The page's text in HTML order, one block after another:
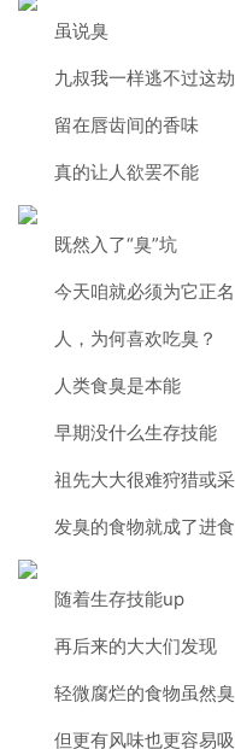
虽说臭
九叔我一样逃不过这劫
留在唇齿间的香味
真的让人欲罢不能
既然入了“臭”坑
今天咱就必须为它正名
人，为何喜欢吃臭？
人类食臭是本能
早期没什么生存技能
祖先大大很难狩猎或
发臭的食物就成了进
随着生存技能up
再后来的大大们发现
轻微腐烂的食物虽然臭
但更有风味也更容易